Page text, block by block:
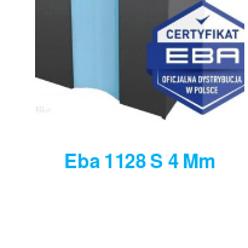
Eba 1128 S 4 Mm